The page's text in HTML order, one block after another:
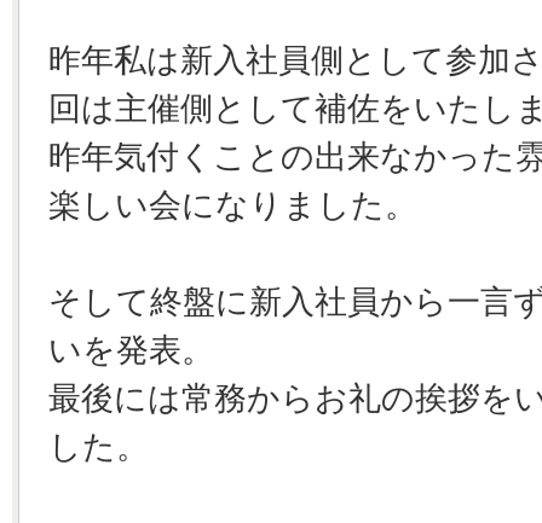
昨年私は新入社員側として参加
回は主催側として補佐をいたし
昨年気付くことの出来なかった
楽しい会になりました。
そして終盤に新入社員から一言
いを発表。
最後には常務からお礼の挨拶を
した。